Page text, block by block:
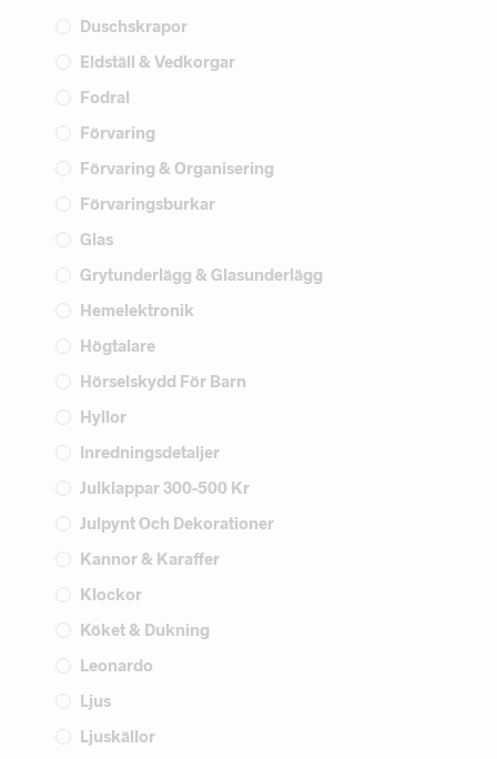
Duschskrapor
Eldställ & Vedkorgar
Fodral
Förvaring
Förvaring & Organisering
Förvaringsburkar
Glas
Grytunderlägg & Glasunderlägg
Hemelektronik
Högtalare
Hörselskydd För Barn
Hyllor
Inredningsdetaljer
Julklappar 300-500 Kr
Julpynt Och Dekorationer
Kannor & Karaffer
Klockor
Köket & Dukning
Leonardo
Ljus
Ljuskällor